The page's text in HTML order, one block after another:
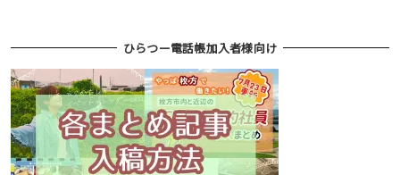
ひらつー電話帳加入者様向け